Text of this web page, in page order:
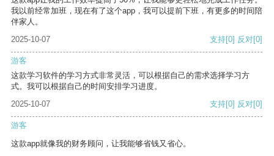
我以前经常加班，现在有了这个app，我可以提前下班，有更多的时间陪
伴家人。
2025-10-07
支持[0] 反对[0]
游客
这款学习软件的学习方式非常灵活，可以根据自己的需求选择学习方
式。我可以根据自己的时间安排学习进度。
2025-10-07
支持[0] 反对[0]
游客
这款app就像我的财务顾问，让我能够省钱又省心。